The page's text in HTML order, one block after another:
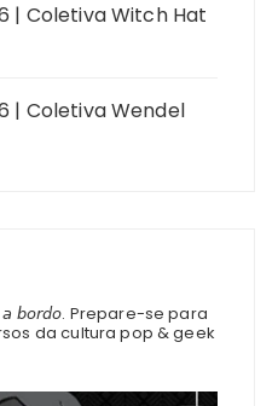
| Coletiva Witch Hat
| Coletiva Wendel
𝘣𝘰𝘳𝘥𝘰. Prepare-se para
da cultura pop & geek